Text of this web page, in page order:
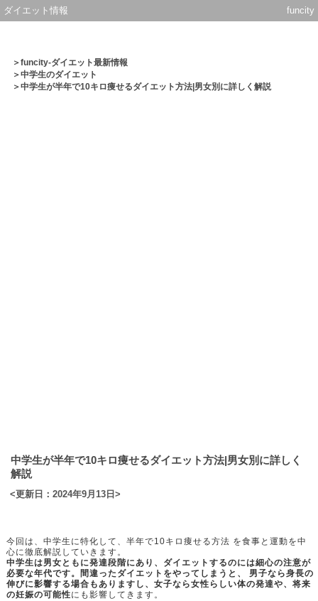
ダイエット情報 funcity
＞funcity-ダイエット最新情報
＞中学生のダイエット
＞中学生が半年で10キロ痩せるダイエット方法|男女別に詳しく解説
中学生が半年で10キロ痩せるダイエット方法|男女別に詳しく
解説
<更新日：2024年9月13日>
今回は、中学生に特化して、半年で10キロ痩せる方法 を食事と運動を中
心に徹底解説していきます。
中学生は男女ともに発達段階にあり、ダイエットするのには細心の注意が
必要な年代です。間違ったダイエットをやってしまうと、 男子なら身長の
伸びに影響する場合もありますし、女子なら女性らしい体の発達や、将来
の妊娠の可能性にも影響してきます。